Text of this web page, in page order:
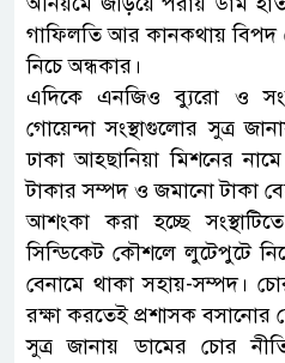
গাফিলতি আর কানকথায় বিপদ
নিচে অন্ধকার।
এদিকে এনজিও ব্যুরো ও
গোয়েন্দা সংস্থাগুলোর সুত্র
ঢাকা আহ্ছানিয়া মিশনের
টাকার সম্পদ ও জমানো টাকা
আশংকা করা হচ্ছে
সিন্ডিকেট কৌশলে লুটেপুটে
বেনামে থাকা সহায়-সম্পদ।
রক্ষা করতেই প্রশাসক
সুত্র জানায় ডামের চোর